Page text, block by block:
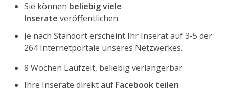
Sie können beliebig viele
Inserate veröffentlichen.
Je nach Standort erscheint Ihr Inserat auf 3-5 der
264 Internetportale unseres Netzwerkes.
8 Wochen Laufzeit, beliebig verlängerbar
Ihre Inserate direkt auf Facebook teilen